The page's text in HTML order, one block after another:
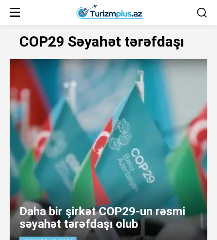
COP29 Səyahət tərəfdaşı
Daha bir şirkət COP29-un rəsmi
səyahət tərəfdaşı olub